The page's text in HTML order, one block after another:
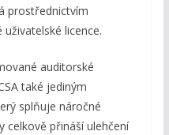
prostřednictvím
licence.
auditorské
také jediným
splňuje náročné
celkově přináší ulehčení